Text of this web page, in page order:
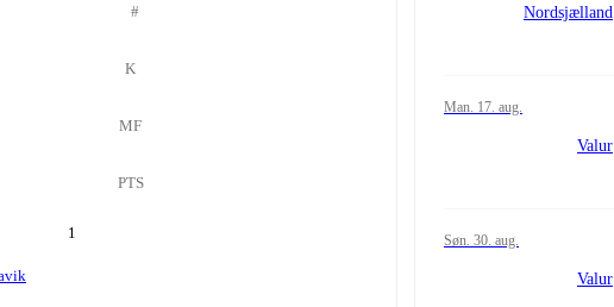
#
K
MF
PTS
1
Nordsjælland
man. 17. aug.
Valur
søn. 30. aug.
Valur